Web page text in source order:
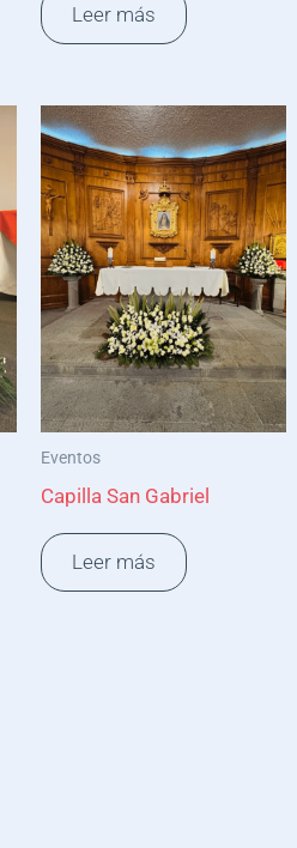
Leer más
Eventos
Capilla San Gabriel
Leer más